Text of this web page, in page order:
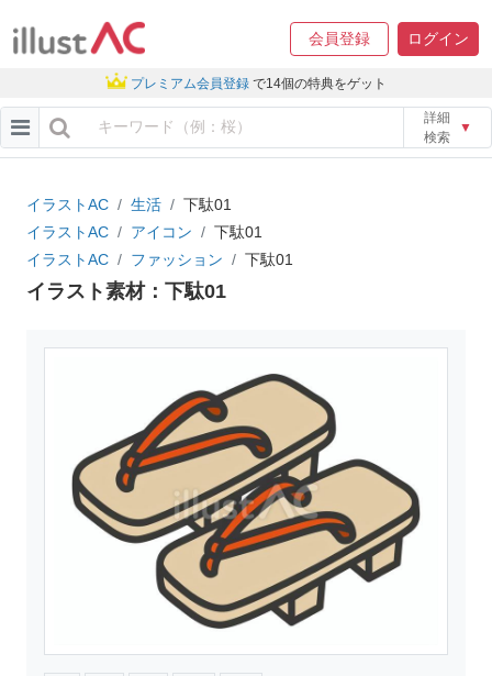
会員登録 ログイン
プレミアム会員登録 で14個の特典をゲット
詳細
検索
▼
イラストAC 生活
下駄01
イラストAC
アイコン
下駄01
イラストAC
ファッション 下駄01
イラスト素材：下駄01